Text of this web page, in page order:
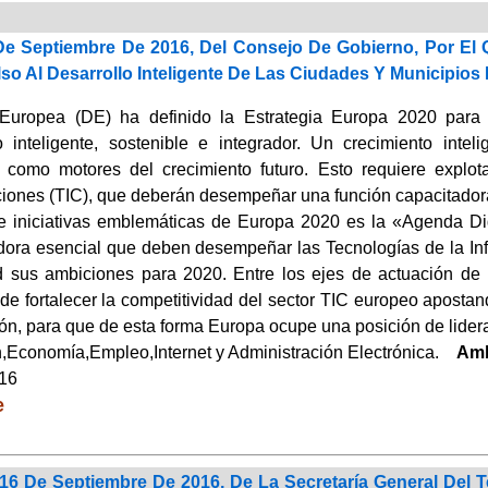
Septiembre De 2016, Del Consejo De Gobierno, Por
Al Desarrollo Inteligente De Las Ciudades Y Municipios
(DE) ha definido la Estrategia Europa 2020
inteligente, sostenible e integrador. Un crecimiento
como motores del crecimiento futuro. Esto requiere
(TIC), que deberán desempeñar una función
iniciativas emblemáticas de Europa 2020 es la «Agenda
esencial que deben desempeñar las Tecnologías de la
sus ambiciones para 2020. Entre los ejes de actuación
fortalecer la competitividad del sector TIC europeo
para que de esta forma Europa ocupe una posición de
y Administración Electrónica.
De Septiembre De 2016, De La Secretaría General Del